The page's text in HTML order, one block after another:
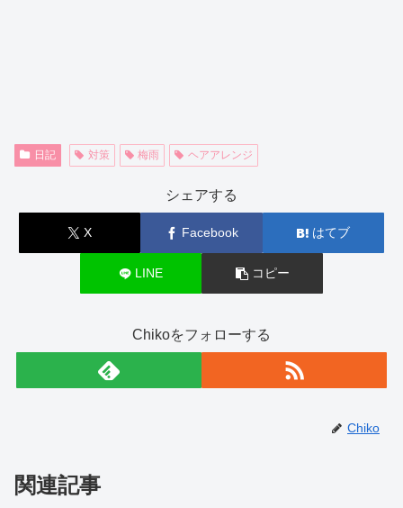
日記 対策 梅雨 ヘアアレンジ
シェアする
X Facebook はてブ
LINE コピー
Chikoをフォローする
Chiko
関連記事